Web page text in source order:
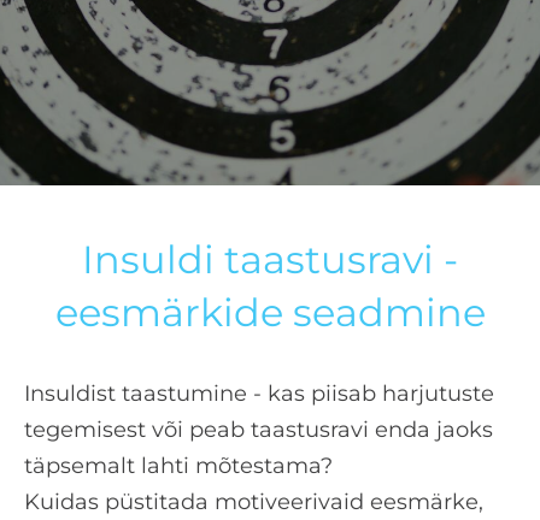
Insuldi taastusravi -
eesmärkide seadmine
Insuldist taastumine - kas piisab harjutuste
tegemisest või peab taastusravi enda jaoks
täpsemalt lahti mõtestama?
Kuidas püstitada motiveerivaid eesmärke,